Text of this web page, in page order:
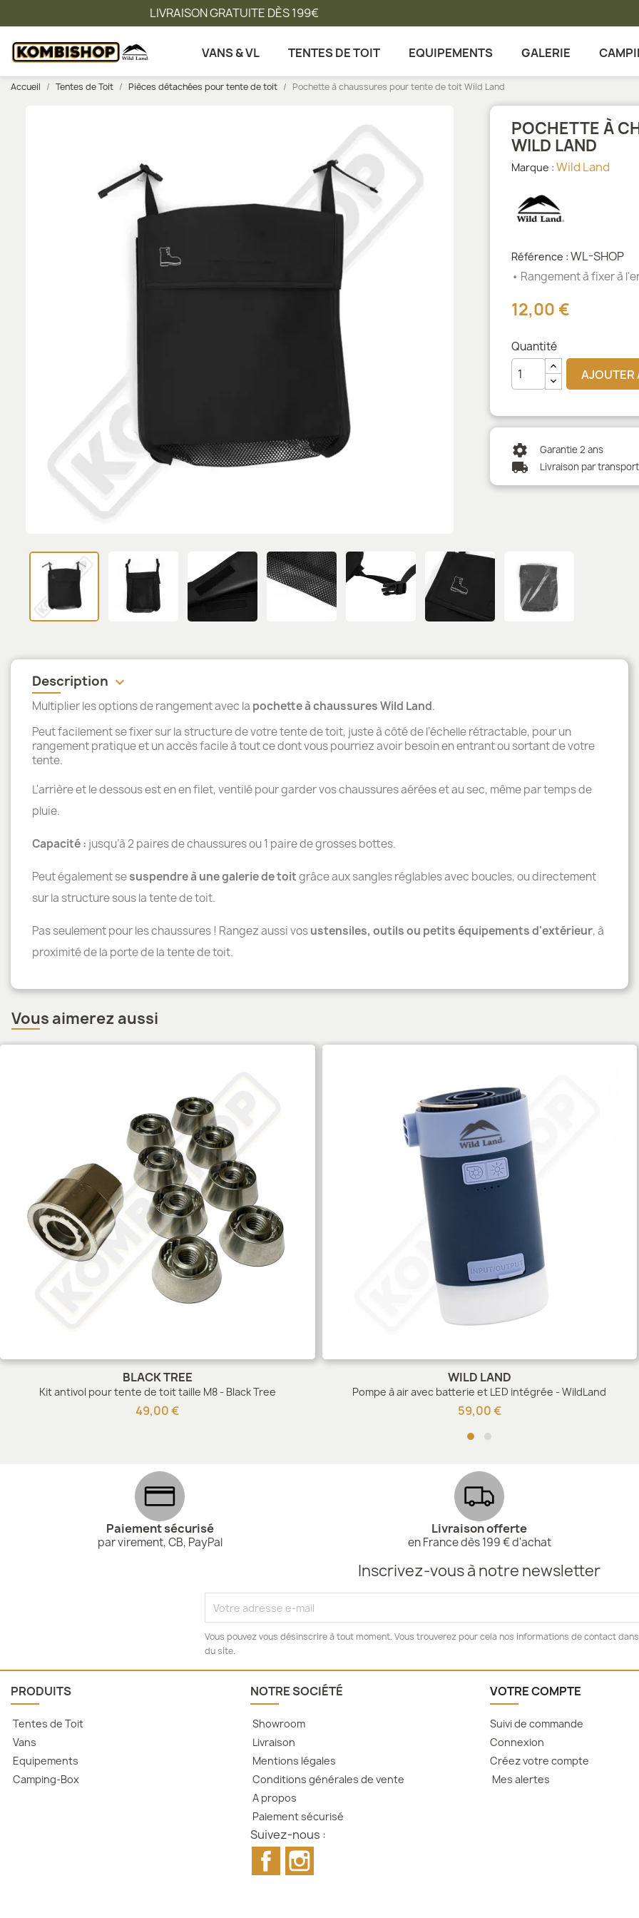
LIVRAISON GRATUITE DÈS 199€
VANS & VL TENTES DE TOIT EQUIPEMENTS GALERIE
Accueil Tentes de Toit Pièces détachées pour tente de toit Pochette à chaussures pour tente de toit Wild Land
POCHETTE À
WILD LAND
Marque : Wild Land
Référence : WL-SHOP
• Rangement à fixer à
12,00 €
Quantité
AJOUTER
settings Garantie 2 ans
local_shipping Livraison par
Description keyboard_arrow_down
Multiplier les options de rangement avec la pochette à chaussures Wild Land.
Peut facilement se fixer sur la structure de votre tente de toit, juste à côté de l’échelle rétractable, pour un
rangement pratique et un accès facile à tout ce dont vous pourriez avoir besoin en entrant ou sortant de votre
tente.
L'arrière et le dessous est en en filet, ventilé pour garder vos chaussures aérées et au sec, même par temps de
pluie.
Capacité : jusqu’à 2 paires de chaussures ou 1 paire de grosses bottes.
Peut également sesuspendre à une galerie de toitgrâce aux sangles réglables avec boucles, ou directement
sur la structure sous la tente de toit.
Pas seulement pour les chaussures ! Rangez aussi vosustensiles, outils ou petits équipements d'extérieur, à
proximité de la porte de la tente de toit.
Vous aimerez aussi
BLACK TREE
Kit antivol pour tente de toit taille M8 - Black Tree
49,00 €
WILD LAND
Pompe à air avec batterie et LED intégrée - WildLand
59,00 €
Paiement sécurisé
par virement, CB, PayPal
Livraison offerte
en France dès 199 € d'achat
Inscrivez-vous à notre newsletter
Vous pouvez vous désinscrire à tout moment. Vous trouverez pour cela nos informations de contact
du site.
PRODUITS
Tentes de Toit
Vans
Equipements
Camping-Box
NOTRE SOCIÉTÉ
Showroom
Livraison
Mentions légales
Conditions générales de vente
A propos
Paiement sécurisé
Suivez-nous :
Facebook
VOTRE COMPTE
Suivi de commande
Connexion
Créez votre compte
Mes alertes